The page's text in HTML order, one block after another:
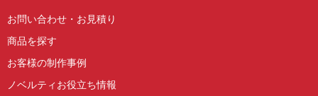
お問い合わせ・お見積り
商品を探す
お客様の制作事例
ノベルティお役立ち情報